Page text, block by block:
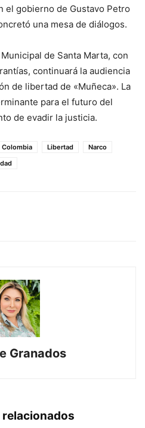
el gobierno de Gustavo Petro
una mesa de diálogos.
de Santa Marta, con
continuará la audiencia
de libertad de «Muñeca». La
para el futuro del
de evadir la justicia.
Colombia Libertad
Narco
Granados